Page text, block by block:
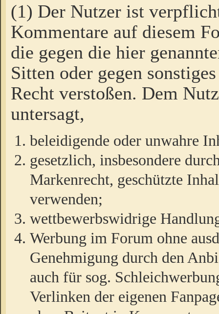
(1) Der Nutzer ist
Kommentare auf diesem
die gegen die hier
Sitten oder gegen
Recht verstoßen. Dem
untersagt,
beleidigende oder unwahre
gesetzlich, insbesondere
Markenrecht, geschützte
verwenden;
wettbewerbswidrige
Werbung im Forum ohne
Genehmigung durch den
auch für sog.
Verlinken der eigenen